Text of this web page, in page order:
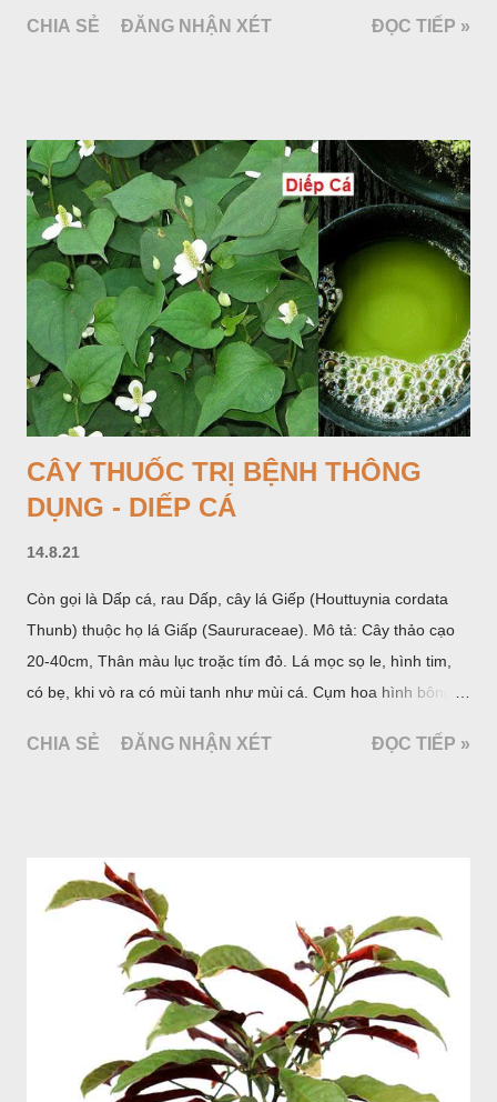
quanh có 3-5 mấu lồi; vỏ củ màu nâu, thịt trắng vàng và cứng.
một mo to màu đỏ xanh có đốm trắng, mặt trong màu đỏ thẫm,
bao lấy một bong mo là một trục mang phần hoa cái ở dưới,
phần hoa đực ở trên. Khoai nưa phân bố ở Ấn độ, Myanma,
Trung quốc, Việt nam, Campuchia, Malaixia, Inđônêxia,
Philippin. Ở nước ta, khoai nưa mọc hoang rải rác ở khắp các
vùng rừng núi, được bà con nhiều địa phương đem về trồng từ
lâu đời ở trong vườn, quanh bờ ao, dọc hàng rào và trên các
đồi để làm thức ăn cho người và gia súc, gặp nhiều ở các tỉnh
Lạng s...
CHIA SẺ ĐĂNG NHẬN XÉT ĐỌC TIẾP »
CÂY THUỐC TRỊ BỆNH THÔNG
DỤNG - DIẾP CÁ
14.8.21
Còn gọi là Dấp cá, rau Dấp, cây lá Giếp (Houttuynia cordata
Thunb) thuộc họ lá Giấp (Saururaceae). Mô tả: Cây thảo cạo
20-40cm, Thân màu lục troặc tím đỏ. Lá mọc sọ le, hình tim,
có bẹ, khi vò ra có mùi tanh như mùi cá. Cụm hoa hình bông
nhạt. Hạt hình trái xoan nhẵn. Mùa hoa quả: tháng 5 – 7.
CHIA SẺ ĐĂNG NHẬN XÉT ĐỌC TIẾP »